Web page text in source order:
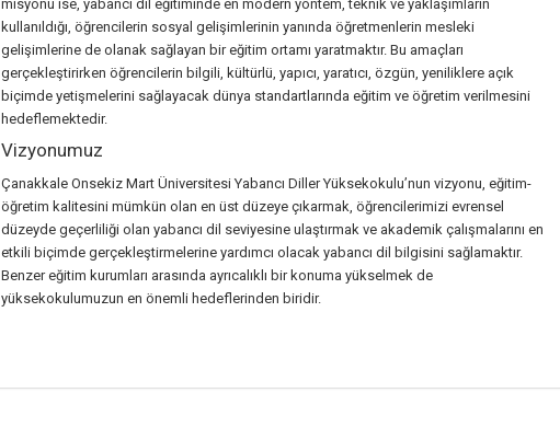
misyonu ise, yabancı dil eğitiminde en modern yöntem, teknik ve yaklaşımların
kullanıldığı, öğrencilerin sosyal gelişimlerinin yanında öğretmenlerin mesleki
gelişimlerine de olanak sağlayan bir eğitim ortamı yaratmaktır. Bu amaçları
gerçekleştirirken öğrencilerin bilgili, kültürlü, yapıcı, yaratıcı, özgün, yeniliklere açık
biçimde yetişmelerini sağlayacak dünya standartlarında eğitim ve öğretim verilmesini
hedeflemektedir.
Vizyonumuz
Çanakkale Onsekiz Mart Üniversitesi Yabancı Diller Yüksekokulu’nun vizyonu, eğitim-
öğretim kalitesini mümkün olan en üst düzeye çıkarmak, öğrencilerimizi evrensel
düzeyde geçerliliği olan yabancı dil seviyesine ulaştırmak ve akademik çalışmalarını en
etkili biçimde gerçekleştirmelerine yardımcı olacak yabancı dil bilgisini sağlamaktır.
Benzer eğitim kurumları arasında ayrıcalıklı bir konuma yükselmek de
yüksekokulumuzun en önemli hedeflerinden biridir.